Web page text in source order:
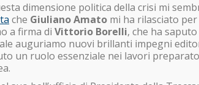
dimensione politica della crisi mi
che Giuliano Amato mi ha rilasciato
a firma di Vittorio Borelli, che ha
auguriamo nuovi brillanti impegni
un ruolo essenziale nei lavori